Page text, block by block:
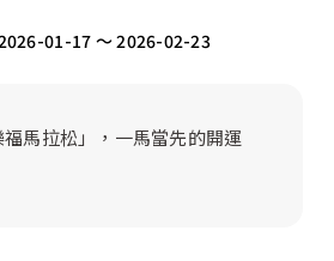
01-17 ～ 2026-02-23
馬拉松」，一馬當先的開運